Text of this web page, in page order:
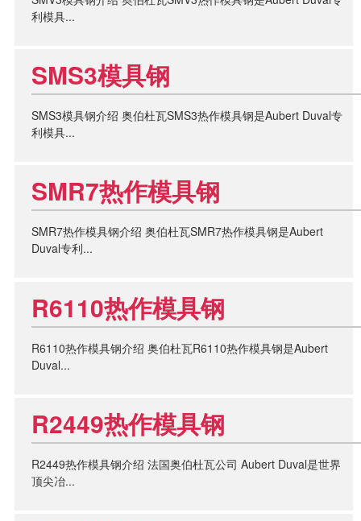
利模具...
SMS3模具钢
SMS3模具钢介绍 奥伯杜瓦SMS3热作模具钢是Aubert Duval专
利模具...
SMR7热作模具钢
SMR7热作模具钢介绍 奥伯杜瓦SMR7热作模具钢是Aubert
Duval专利...
R6110热作模具钢
R6110热作模具钢介绍 奥伯杜瓦R6110热作模具钢是Aubert
Duval...
R2449热作模具钢
R2449热作模具钢介绍 法国奥伯杜瓦公司 Aubert Duval是世界
顶尖冶...